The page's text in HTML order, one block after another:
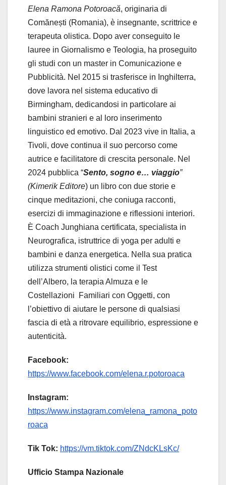
Elena Ramona Potoroacă, originaria di
Comănești (Romania), è insegnante, scrittrice e
terapeuta olistica. Dopo aver conseguito le
lauree in Giornalismo e Teologia, ha proseguito
gli studi con un master in Comunicazione e
Pubblicità. Nel 2015 si trasferisce in Inghilterra,
dove lavora nel sistema educativo di
Birmingham, dedicandosi in particolare ai
bambini stranieri e al loro inserimento
linguistico ed emotivo. Dal 2023 vive in Italia, a
Tivoli, dove continua il suo percorso come
autrice e facilitatore di crescita personale. Nel
2024 pubblica “Sento, sogno e… viaggio”
(Kimerik Editore) un libro con due storie e
cinque meditazioni, che coniuga racconti,
esercizi di immaginazione e riflessioni interiori.
È Coach Junghiana certificata, specialista in
Neurografica, istruttrice di yoga per adulti e
bambini e danza energetica. Nella sua pratica
utilizza strumenti olistici come il Test
dell’Albero, la terapia Almuza e le
Costellazioni Familiari con Oggetti, con
l’obiettivo di aiutare le persone di qualsiasi
fascia di età a ritrovare equilibrio, espressione e
autenticità.
Facebook:
https://www.facebook.com/elena.r.potoroaca
Instagram:
https://www.instagram.com/elena_ramona_poto
roaca
Tik Tok: https://vm.tiktok.com/ZNdcKLsKc/
Ufficio Stampa Nazionale